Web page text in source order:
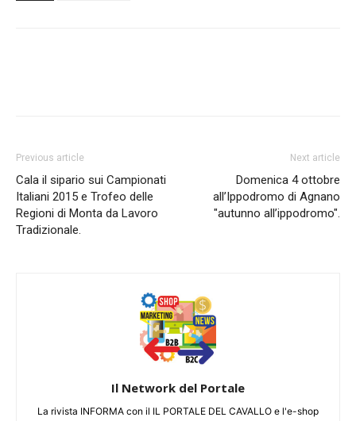
Previous article
Cala il sipario sui Campionati
Italiani 2015 e Trofeo delle
Regioni di Monta da Lavoro
Tradizionale.
Next article
Domenica 4 ottobre
all’Ippodromo di Agnano
"autunno all’ippodromo".
Il Network del Portale
La rivista INFORMA con il IL PORTALE DEL CAVALLO e l'e-shop